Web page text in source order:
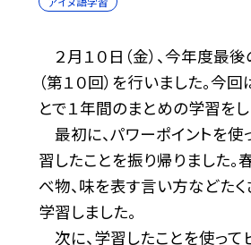
２月１０日（金）、今年度最
（第１０回）を行いました。今
とで１年間のまとめの学習をし
最初に、パワーポイントを使
習したことを振り帰りました。
べ物、味を表す言い方などた
学習しました。
次に、学習したことを使って